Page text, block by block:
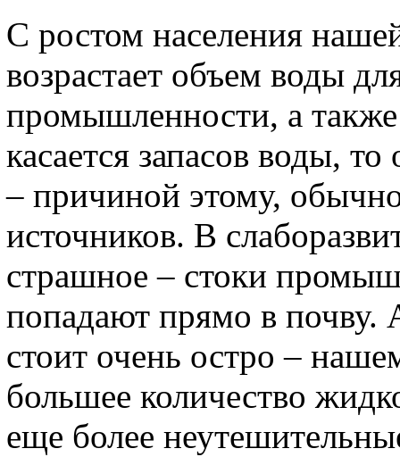
С ростом населения
возрастает объем воды
промышленности, а также
касается запасов воды,
– причиной этому,
источников. В
страшное – стоки
попадают прямо в почву.
стоит очень остро –
большее количество
еще более